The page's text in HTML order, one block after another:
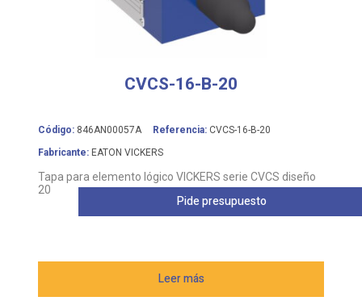
CVCS-16-B-20
Código: 846AN00057A Referencia: CVCS-16-B-20
Fabricante: EATON VICKERS
Tapa para elemento lógico VICKERS serie CVCS diseño
20
Leer más
Pide presupuesto